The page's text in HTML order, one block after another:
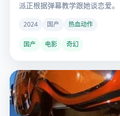
派正根据弹幕教学跟她谈恋爱。
2024 国产 热血动作
国产 电影 奇幻